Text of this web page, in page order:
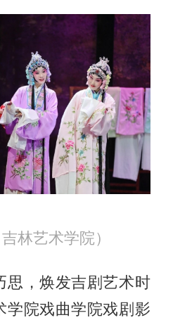
林艺术学院）
，焕发吉剧艺术时
学院戏曲学院戏剧影